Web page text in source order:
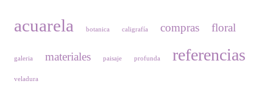
acuarela botanica caligrafía compras floral
galeria materiales paisaje profunda referencias
veladura